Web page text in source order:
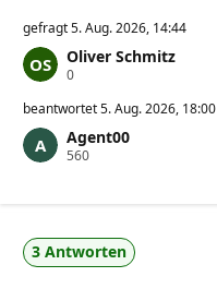
gefragt5. Aug. 2026, 14:44
Oliver Schmitz
0Z
v
r
l
g
k
e
beantwortet5. Aug. 2026, 18:00
Agent00
560Z
l
ä
s
3 Antworten